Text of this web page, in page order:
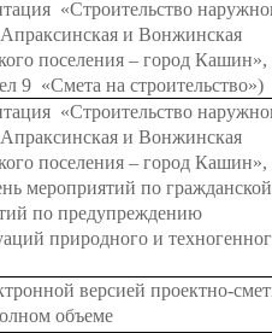
«Строительство
Апраксинская и Вонжинская
поселения – город Кашин»,
9 «Смета на строительство»)
«Строительство
Апраксинская и Вонжинская
поселения – город
мероприятий по гражданской
по предупреждению
природного и
версией проектно-
объеме